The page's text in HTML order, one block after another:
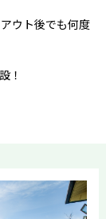
ウト後でも何度
！